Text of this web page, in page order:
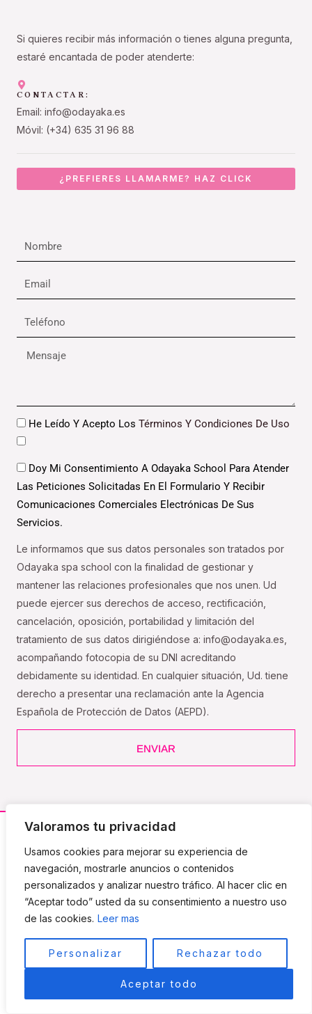
Valoramos tu privacidad
Usamos cookies para mejorar su experiencia de
navegación, mostrarle anuncios o contenidos
personalizados y analizar nuestro tráfico. Al hacer clic en
“Aceptar todo” usted da su consentimiento a nuestro uso
de las cookies. Leer mas
Personalizar Rechazar todo
Aceptar todo
Si quieres recibir más información o tienes alguna pregunta,
estaré encantada de poder atenderte:
CONTACTAR:
Email: info@odayaka.es
Móvil: (+34) 635 31 96 88
¿PREFIERES LLAMARME? HAZ CLICK
Nombre
Email
Teléfono
Mensaje
DatosHe Leído Y Acepto Los Términos Y Condiciones De Uso
DatosDoy Mi Consentimiento A Odayaka School Para Atender
Las Peticiones Solicitadas En El Formulario Y Recibir
Comunicaciones Comerciales Electrónicas De Sus
Servicios.
Le informamos que sus datos personales son tratados por
Odayaka spa school con la finalidad de gestionar y
mantener las relaciones profesionales que nos unen. Ud
puede ejercer sus derechos de acceso, rectificación,
cancelación, oposición, portabilidad y limitación del
tratamiento de sus datos dirigiéndose a: info@odayaka.es,
acompañando fotocopia de su DNI acreditando
debidamente su identidad. En cualquier situación, Ud. tiene
derecho a presentar una reclamación ante la Agencia
Española de Protección de Datos (AEPD).
ENVIAR
Academia Odayaka School, Cursos de masajes, terapias
naturales y masajes orientales. Aprende la técnica que más te